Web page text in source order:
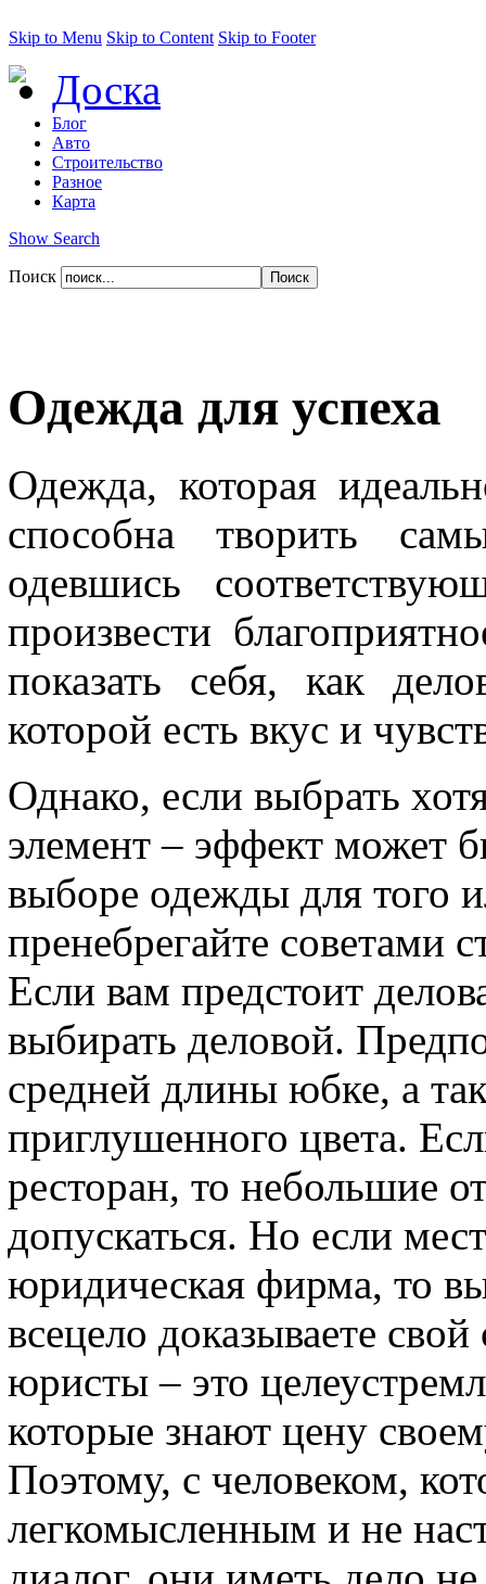
Skip to Menu Skip to Content Skip to Footer
Доска
Блог
Авто
Строительство
Разное
Карта
Show Search
Поиск
Одежда для успеха
Одежда, которая
способна творить
одевшись
произвести
показать себя, как
которой есть вкус и
Однако, если выбрать
элемент – эффект может
выборе одежды для того
пренебрегайте советами
Если вам предстоит
выбирать деловой.
средней длины юбке, а
приглушенного цвета.
ресторан, то небольшие
допускаться. Но если
юридическая фирма, то
всецело доказываете
юристы – это
которые знают цену
Поэтому, с человеком,
легкомысленным и не